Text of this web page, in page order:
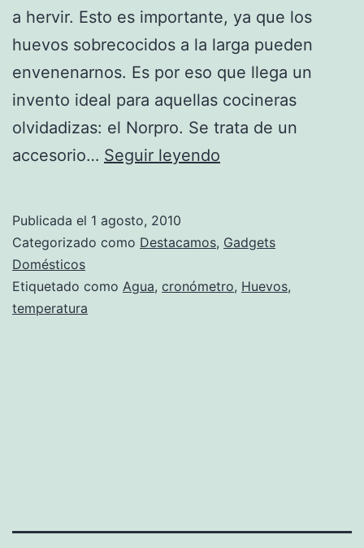
a hervir. Esto es importante, ya que los
huevos sobrecocidos a la larga pueden
envenenarnos. Es por eso que llega un
invento ideal para aquellas cocineras
olvidadizas: el Norpro. Se trata de un
accesorio… Seguir leyendo
se
van
Publicada el 1 agosto, 2010
Categorizado como Destacamos, Gadgets
Domésticos
Etiquetado como Agua, cronómetro, Huevos,
temperatura